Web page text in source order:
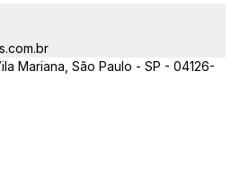
e Comerciais de São
Mariana, São Paulo - SP - 04126-